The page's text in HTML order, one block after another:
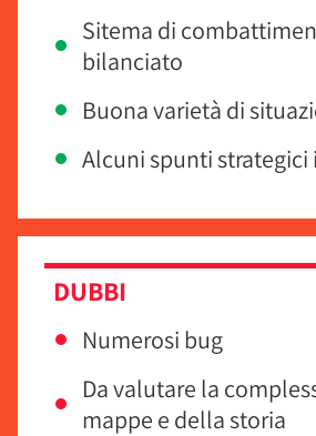
Sitema di
bilanciato
Buona varietà di
Alcuni spunti strategici
DUBBI
Numerosi bug
Da valutare la
mappe e della storia